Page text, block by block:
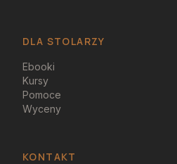
DLA STOLARZY
Ebooki
Kursy
Pomoce
Wyceny
KONTAKT